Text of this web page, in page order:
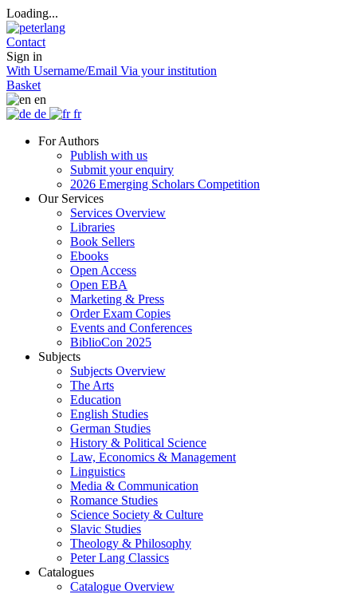
Loading...
Contact
Sign in
With Username/Email Via your institution
Basket
en
de
fr
For Authors
Publish with us
Submit your enquiry
2026 Emerging Scholars Competition
Our Services
Services Overview
Libraries
Book Sellers
Ebooks
Open Access
Open EBA
Marketing & Press
Order Exam Copies
Events and Conferences
BiblioCon 2025
Subjects
Subjects Overview
The Arts
Education
English Studies
German Studies
History & Political Science
Law, Economics & Management
Linguistics
Media & Communication
Romance Studies
Science Society & Culture
Slavic Studies
Theology & Philosophy
Peter Lang Classics
Catalogues
Catalogue Overview